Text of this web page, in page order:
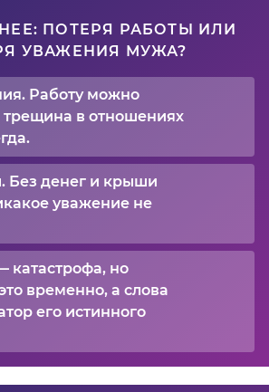
ПОТЕРЯ РАБОТЫ ИЛИ
УВАЖЕНИЯ МУЖА?
Работу можно
трещина в отношениях
Без денег и крыши
уважение не
катастрофа, но
временно, а слова
его истинного